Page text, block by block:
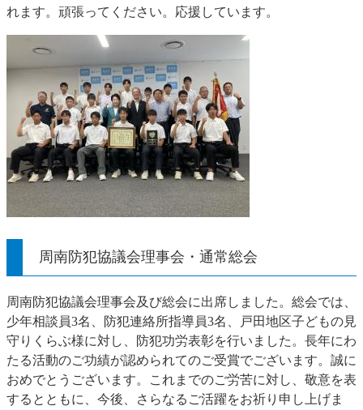
れます。頑張ってください。応援しています。
周南防犯協議会理事会・通常総会
周南防犯協議会理事会及び総会に出席しました。総会では、
少年相談員3名、防犯連絡所指導員3名、戸田地区子どもの見
守りくらぶ様に対し、防犯功労表彰を行いました。長年にわ
たる活動のご功績が認められてのご受賞でございます。誠に
おめでとうございます。これまでのご労苦に対し、敬意を表
するとともに、今後、さらなるご活躍をお祈り申し上げま